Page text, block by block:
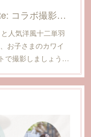
【募集】cocobebe×Atelier Re: コラボ撮影会～ひなまつり撮影会2024@愛媛県松山市
人気洋風十二単羽
お子さまのカワイ
で撮影しましょう…